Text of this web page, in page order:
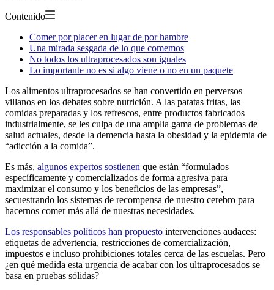
Contenido
Comer por placer en lugar de por hambre
Una mirada sesgada de lo que comemos
No todos los ultraprocesados son iguales
Lo importante no es si algo viene o no en un paquete
Los alimentos ultraprocesados se han convertido en perversos
villanos en los debates sobre nutrición. A las patatas fritas, las
comidas preparadas y los refrescos, entre productos fabricados
industrialmente, se les culpa de una amplia gama de problemas de
salud actuales, desde la demencia hasta la obesidad y la epidemia de
“adicción a la comida”.
Es más, algunos expertos sostienen que están “formulados
específicamente y comercializados de forma agresiva para
maximizar el consumo y los beneficios de las empresas”,
secuestrando los sistemas de recompensa de nuestro cerebro para
hacernos comer más allá de nuestras necesidades.
Los responsables políticos han propuesto intervenciones audaces:
etiquetas de advertencia, restricciones de comercialización,
impuestos e incluso prohibiciones totales cerca de las escuelas. Pero
¿en qué medida esta urgencia de acabar con los ultraprocesados se
basa en pruebas sólidas?